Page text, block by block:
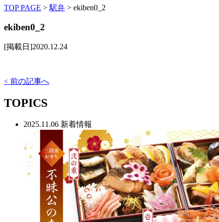
TOP PAGE > 駅弁 > ekiben0_2
ekiben0_2
[掲載日]2020.12.24
< 前の記事へ
TOPICS
2025.11.06 新着情報